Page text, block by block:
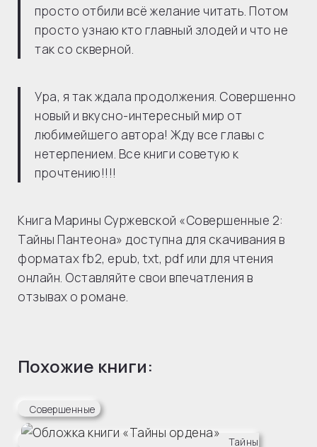
просто отбили всё желание читать. Потом
просто узнаю кто главный злодей и что не
так со скверной.
Ура, я так ждала продолжения. Совершенно
новый и вкусно-интересный мир от
любимейшего автора! Жду все главы с
нетерпением. Все книги советую к
прочтению!!!!
Книга Марины Суржевской «Совершенные 2:
Тайны Пантеона» доступна для скачивания в
форматах fb2, epub, txt, pdf или для чтения
онлайн. Оставляйте свои впечатления в
отзывах о романе.
Похожие книги:
Совершенные
Тайны